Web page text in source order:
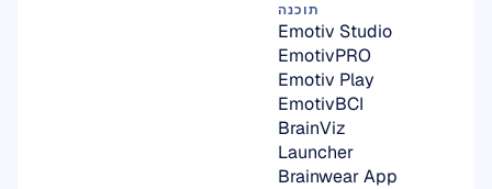
תוכנה
Emotiv Studio
EmotivPRO
Emotiv Play
EmotivBCI
BrainViz
Launcher
Brainwear App